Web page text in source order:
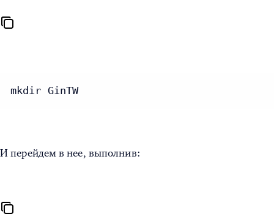
mkdir GinTW
И перейдем в нее, выполнив: